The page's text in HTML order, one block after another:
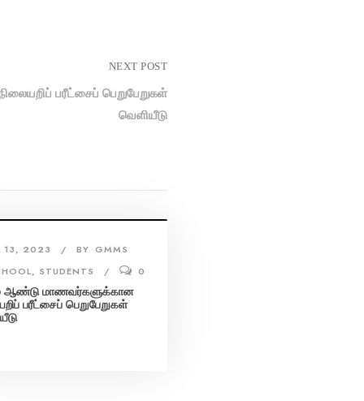
NEXT POST
பரீட்சைப் பெறுபேறுகள்
வெளியீடு
13, 2023 BY GMMS
, STUDENTS 0
ஆண்டு மாணவர்களுக்கான
பரீட்சைப் பெறுபேறுகள்